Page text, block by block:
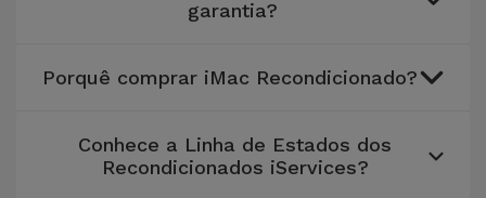
Localizadores
Mobilidade,
garantia?
Porquê comprar iMac Recondicionado?
Conhece a Linha de Estados dos
Recondicionados iServices?